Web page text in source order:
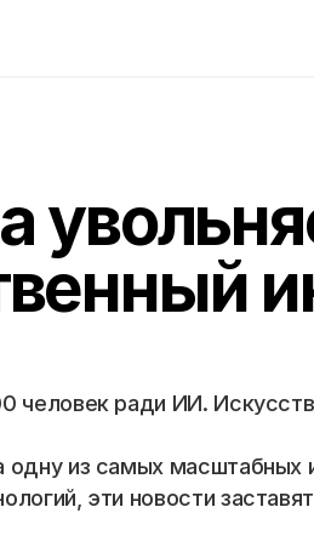
ИИ
c 0
человек ради ИИ.
одну из самых масштабных
эти новости